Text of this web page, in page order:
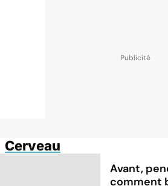
Cerveau
Avant,
comment